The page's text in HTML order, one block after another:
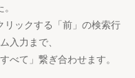
リックする「前」の検索行
入力まで、
べて」繋ぎ合わせます。